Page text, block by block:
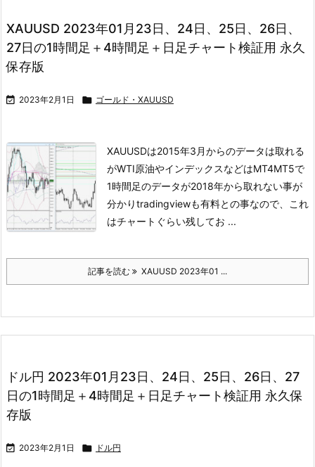
XAUUSD 2023年01月23日、24日、25日、26日、
27日の1時間足＋4時間足＋日足チャート検証用 永久
保存版
 2023年2月1日  ゴールド・XAUUSD
XAUUSDは2015年3月からのデータは取れる
がWTI原油やインデックスなどはMT4MT5で
1時間足のデータが2018年から取れない事が
分かりtradingviewも有料との事なので、これ
はチャートぐらい残してお ...
記事を読む XAUUSD 2023年01 ...
ドル円 2023年01月23日、24日、25日、26日、27
日の1時間足＋4時間足＋日足チャート検証用 永久保
存版
 2023年2月1日  ドル円